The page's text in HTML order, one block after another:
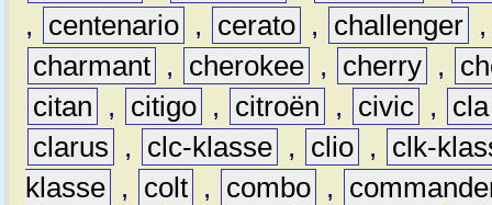
,
centenario , cerato , challenger
charmant , cherokee , cherry ,
citan
, citigo , citroën , civic ,
cla
clarus
, clc-klasse , clio ,
clk-
klasse , colt , combo ,